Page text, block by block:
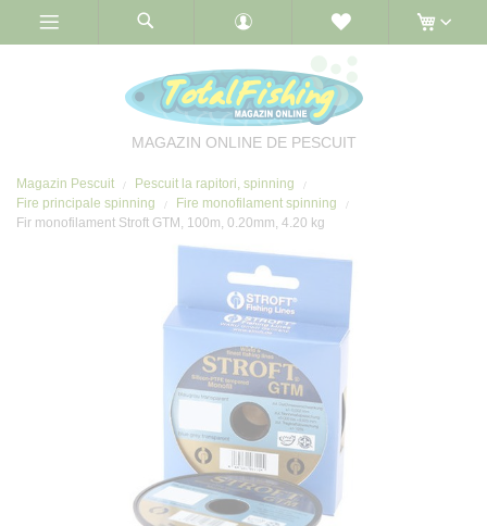
MAGAZIN ONLINE DE PESCUIT
Magazin Pescuit
Pescuit la rapitori, spinning
Fire principale spinning
Fire monofilament spinning
Fir monofilament Stroft GTM, 100m, 0.20mm, 4.20 kg